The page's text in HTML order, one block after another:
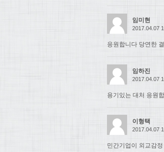
임미현
2017.04.07
응원합니다 당연한
임하진
2017.04.07
용기있는 대처 응원
이형택
2017.04.07
민간기업이 외교감